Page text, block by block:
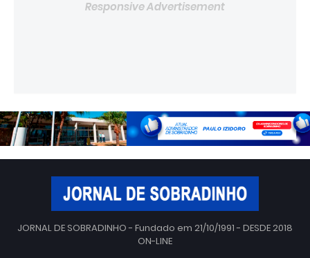
Responsive Advertisement
JORNAL DE SOBRADINHO - Fundado em 21/10/1991 - DESDE 2018
ON-LINE